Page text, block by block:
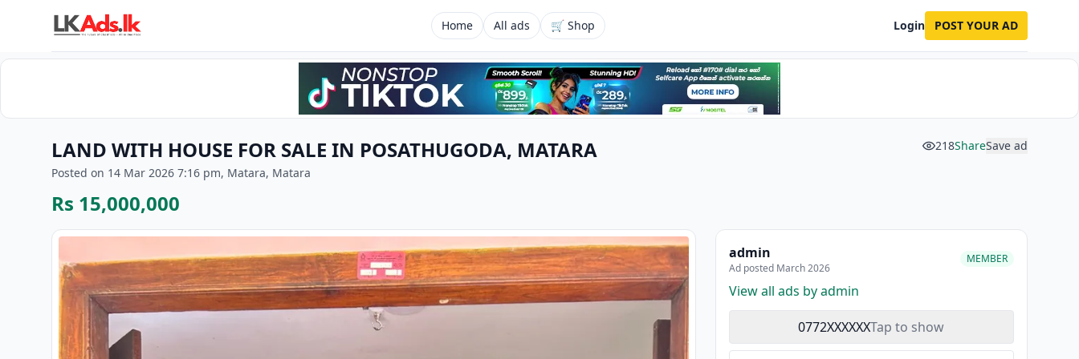
Home All ads 🛒 Shop Login POST YOUR AD
LAND WITH HOUSE FOR SALE IN POSATHUGODA, MATARA 218ShareSave ad
Posted on 14 Mar 2026 7:16 pm, Matara, Matara
Rs 15,000,000
admin
Ad posted March 2026
MEMBER
View all ads by admin
0772XXXXXXTap to show